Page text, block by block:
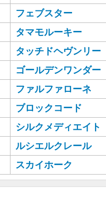
フェブスター
タマモルーキー
タッチドヘヴンリー
ゴールデンワンダー
ファルファローネ
ブロックコード
シルクメディエイト
ルシエルクレール
スカイホーク